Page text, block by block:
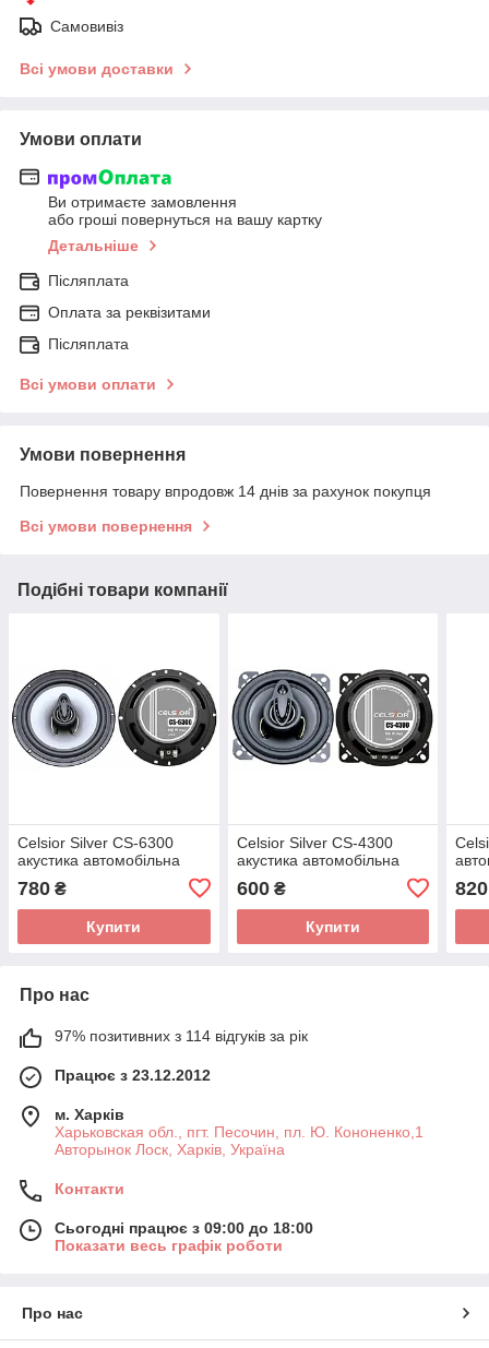
Самовивіз
Всі умови доставки
Умови оплати
Ви отримаєте замовлення
або гроші повернуться на вашу картку
Детальніше
Післяплата
Оплата за реквізитами
Післяплата
Всі умови оплати
Умови повернення
Повернення товару впродовж 14 днів за рахунок покупця
Всі умови повернення
Подібні товари компанії
Celsior Silver CS-6300
акустика автомобільна
780 ₴
Купити
Celsior Silver CS-4300
акустика автомобільна
600₴
Купити
820
Про нас
97% позитивних з 114 відгуків за рік
Працює з 23.12.2012
м. Харків
Харьковская обл., пгт. Песочин, пл. Ю. Кононенко,1
Авторынок Лоск, Харків, Україна
Контакти
Сьогодні працює з 09:00 до 18:00
Показати весь графік роботи
Про нас